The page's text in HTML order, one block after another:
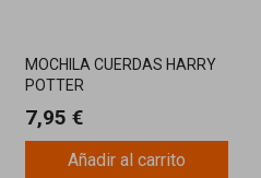
MOCHILA CUERDAS HARRY
POTTER
7,95 €
Añadir al carrito